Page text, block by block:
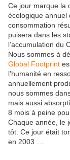
Ce jour marque la
écologique annuel
consommation
puisera dans les
l’accumulation du
Nous sommes à
Global Footprint
l’humanité en
annuellement
nous sommes
mais aussi
8 mois à peine
Chaque année, le
tôt. Ce jour était
en 2003 …